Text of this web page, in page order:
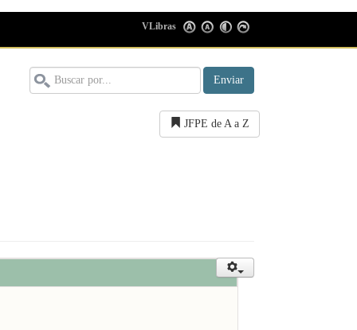
VLibras
Enviar
JFPE de A a Z